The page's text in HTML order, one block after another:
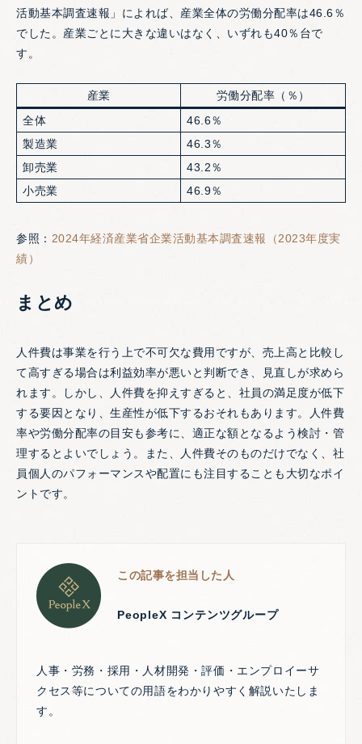
活動基本調査速報」によれば、産業全体の労働分配率は46.6％
でした。産業ごとに大きな違いはなく、いずれも40％台で
す。
産業
労働分配率（％）
全体
46.6％
製造業
46.3％
卸売業
43.2％
小売業
46.9％
参照： 2024年経済産業省企業活動基本調査速報（2023年度実
績）
まとめ
人件費は事業を行う上で不可欠な費用ですが、売上高と比較し
て高すぎる場合は利益効率が悪いと判断でき、見直しが求めら
れます。しかし、人件費を抑えすぎると、社員の満足度が低下
する要因となり、生産性が低下するおそれもあります。人件費
率や労働分配率の目安も参考に、適正な額となるよう検討・管
理するとよいでしょう。また、人件費そのものだけでなく、社
員個人のパフォーマンスや配置にも注目することも大切なポイ
ントです。
この記事を担当した人
PeopleX コンテンツグループ
人事・労務・採用・人材開発・評価・エンプロイーサ
クセス等についての用語をわかりやすく解説いたしま
す。